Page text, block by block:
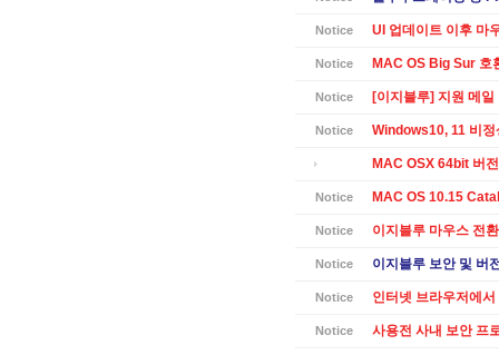
Notice UI 업데이트 이후 마
Notice MAC OS Big Sur 호
Notice [이지블루] 지원 메일
Notice Windows10, 11 비정
MAC OSX 64bit 버
Notice MAC OS 10.15
Notice 이지블루 마우스 전
Notice 이지블루 보안 및 버
Notice 인터넷 브라우저에
Notice 사용전 사내 보안 프